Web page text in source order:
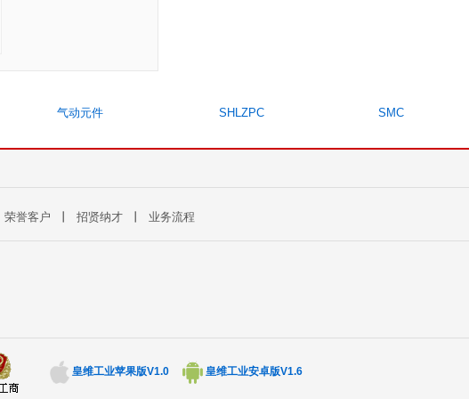
气动元件 SHLZPC SMC
荣誉客户 招贤纳才 业务流程
皇维工业苹果版V1.0 皇维工业安卓版V1.6